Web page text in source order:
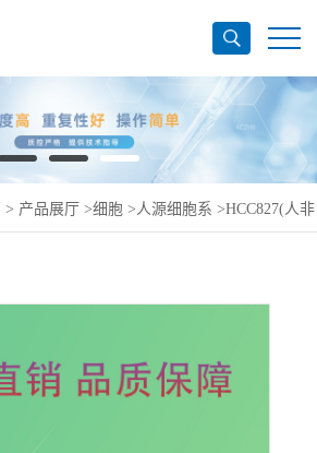
> 产品展厅 >细胞 >人源细胞系 >HCC827(人非